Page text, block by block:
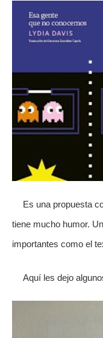
Es una propuesta
tiene mucho humor.
importantes como el
Aquí les dejo